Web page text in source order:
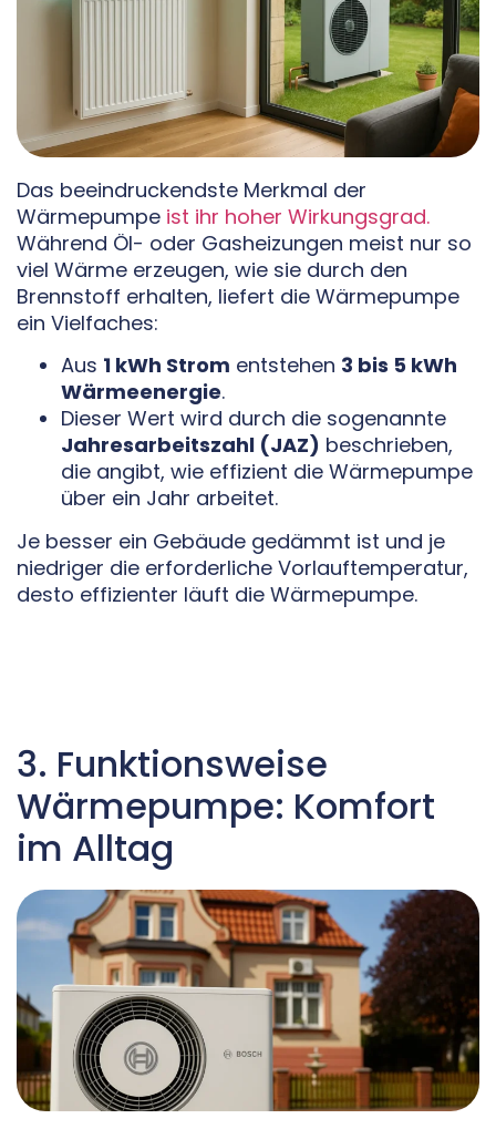
Das beeindruckendste Merkmal der
Wärmepumpe ist ihr hoher Wirkungsgrad.
Während Öl- oder Gasheizungen meist nur so
viel Wärme erzeugen, wie sie durch den
Brennstoff erhalten, liefert die Wärmepumpe
ein Vielfaches:
Aus 1 kWh Strom entstehen 3 bis 5 kWh
Wärmeenergie.
Dieser Wert wird durch die sogenannte
Jahresarbeitszahl (JAZ) beschrieben,
die angibt, wie effizient die Wärmepumpe
über ein Jahr arbeitet.
Je besser ein Gebäude gedämmt ist und je
niedriger die erforderliche Vorlauftemperatur,
desto effizienter läuft die Wärmepumpe.
3. Funktionsweise
Wärmepumpe: Komfort
im Alltag